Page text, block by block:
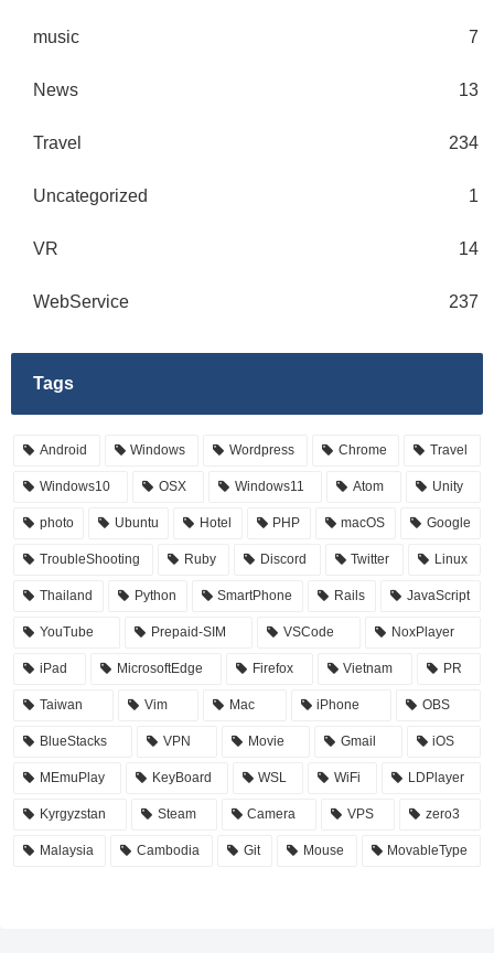
music 7
News 13
Travel 234
Uncategorized 1
VR 14
WebService 237
Tags
Android Windows Wordpress Chrome Travel
Windows10 OSX Windows11 Atom Unity
photo Ubuntu Hotel PHP macOS Google
TroubleShooting Ruby Discord Twitter Linux
Thailand Python SmartPhone Rails JavaScript
YouTube Prepaid-SIM VSCode NoxPlayer
iPad MicrosoftEdge Firefox Vietnam PR
Taiwan Vim Mac iPhone OBS
BlueStacks VPN Movie Gmail iOS
MEmuPlay KeyBoard WSL WiFi LDPlayer
Kyrgyzstan Steam Camera VPS zero3
Malaysia Cambodia Git Mouse MovableType